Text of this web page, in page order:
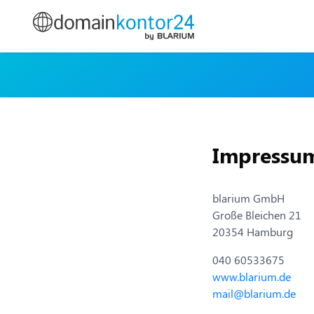
blarium GmbH
Große Bleichen 21
20354 Hamburg
040 60533675
www.blarium.de
mail@blarium.de